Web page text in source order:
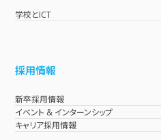
学校とICT
採用情報
新卒採用情報
イベント & インターンシップ
キャリア採用情報